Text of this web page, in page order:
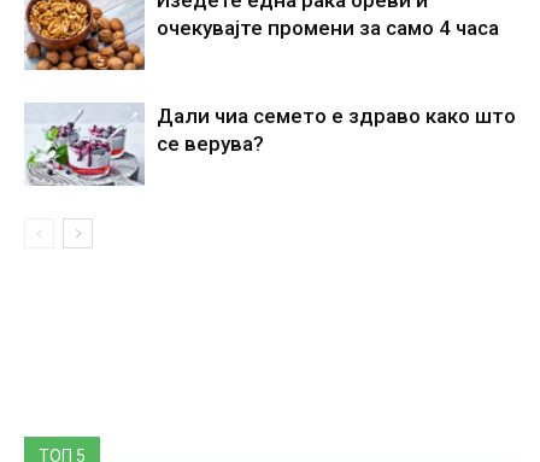
очекувајте промени за само 4 часа
Дали чиа семето е здраво како што
се верува?
ТОП 5